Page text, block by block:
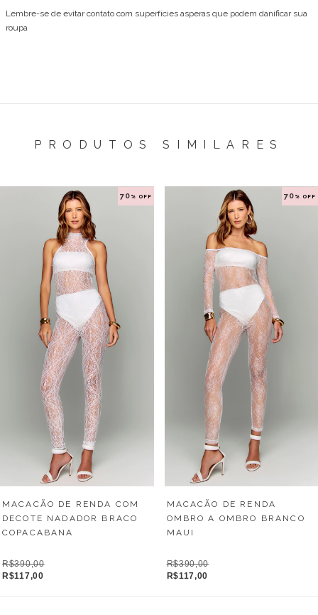
Lembre-se de evitar contato com superfícies asperas que podem danificar sua
roupa
PRODUTOS SIMILARES
70 % OFF
MACACÃO DE RENDA COM
DECOTE NADADOR BRACO
COPACABANA
R$390,00
R$117,00
70 % OFF
MACACÃO DE RENDA
OMBRO A OMBRO BRANCO
MAUI
R$390,00
R$117,00